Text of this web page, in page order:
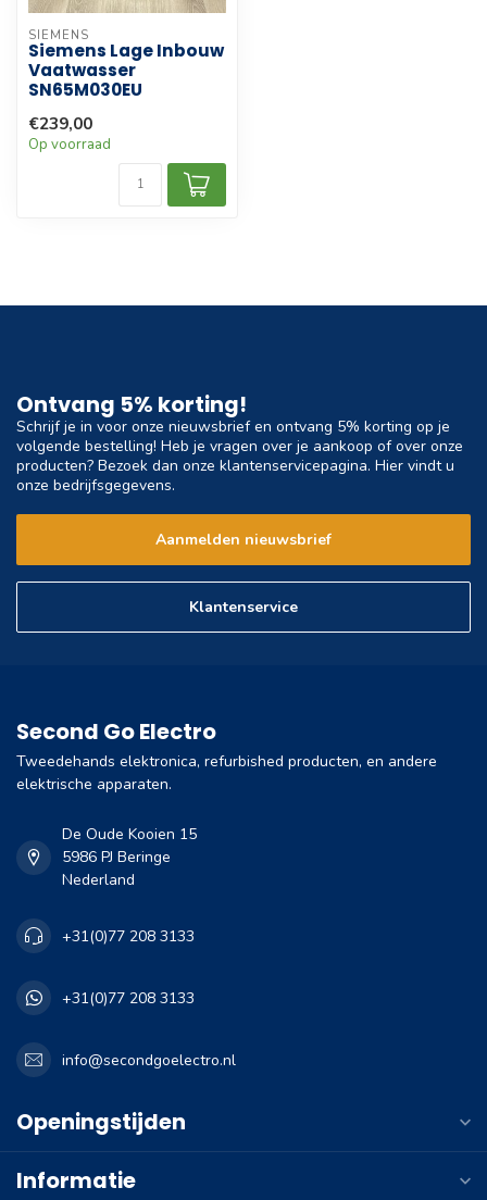
SIEMENS
Siemens Lage Inbouw
Vaatwasser
SN65M030EU
€239,00
Op voorraad
Ontvang 5% korting!
Schrijf je in voor onze nieuwsbrief en ontvang 5% korting op je
volgende bestelling! Heb je vragen over je aankoop of over onze
producten? Bezoek dan onze klantenservicepagina. Hier vindt u
onze bedrijfsgegevens.
Aanmelden nieuwsbrief
Klantenservice
Second Go Electro
Tweedehands elektronica, refurbished producten, en andere
elektrische apparaten.
De Oude Kooien 15
5986 PJ Beringe
Nederland
+31(0)77 208 3133
+31(0)77 208 3133
info@secondgoelectro.nl
Openingstijden
Informatie